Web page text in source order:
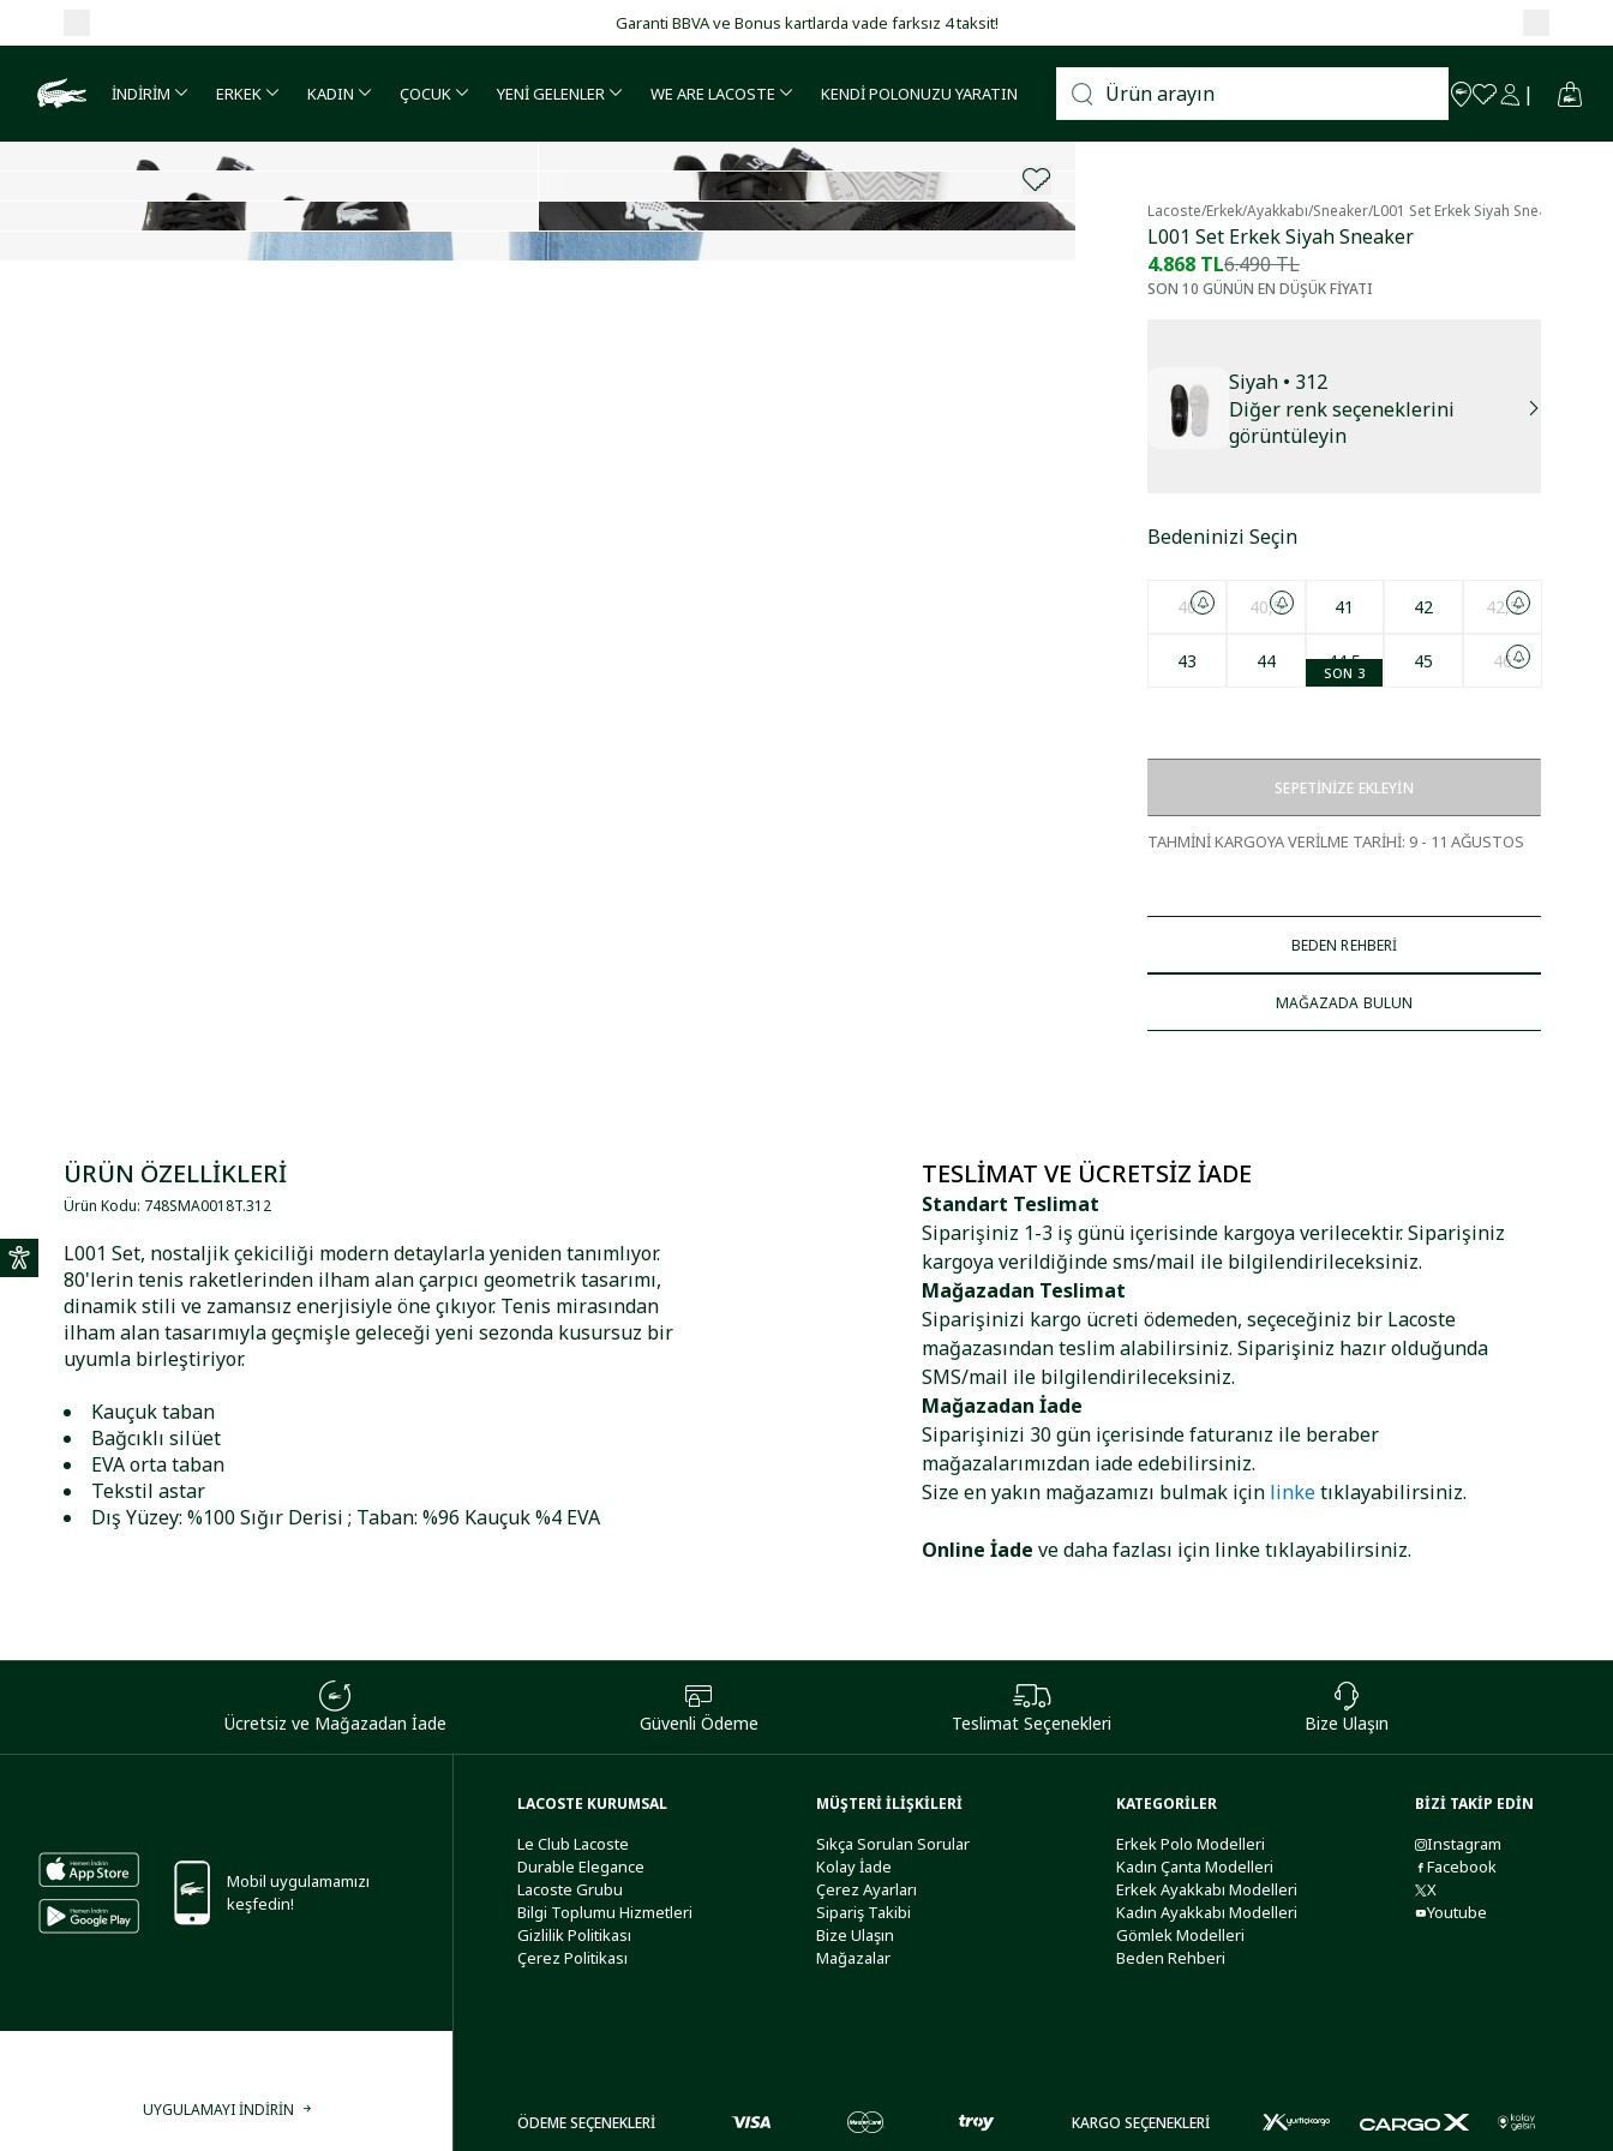
Garanti BBVA ve Bonus kartlarda vade farksız 4 taksit!
İNDİRİM ERKEK KADIN ÇOCUK YENİ GELENLER WE ARE LACOSTE KENDİ POLONUZU YARATIN
Lacoste/Erkek/Ayakkabı/Sneaker/L001 Set Erkek Siyah Sneaker
L001 Set Erkek Siyah Sneaker
4.868 TL6.490 TL
SON 10 GÜNÜN EN DÜŞÜK FİYATI
Bedeninizi Seçin
40 40,5 41 42 42,5
43 44 44,5
SON 3
45 46
Siyah • 312
Diğer renk seçeneklerini
görüntüleyin
SEPETİNİZE EKLEYİN
TAHMİNİ KARGOYA VERİLME TARİHİ: 9 - 11 AĞUSTOS
BEDEN REHBERİ
MAĞAZADA BULUN
ÜRÜN ÖZELLİKLERİ
Ürün Kodu: 748SMA0018T.312
L001 Set, nostaljik çekiciliği modern detaylarla yeniden tanımlıyor.
80'lerin tenis raketlerinden ilham alan çarpıcı geometrik tasarımı,
dinamik stili ve zamansız enerjisiyle öne çıkıyor. Tenis mirasından
ilham alan tasarımıyla geçmişle geleceği yeni sezonda kusursuz bir
uyumla birleştiriyor.
Kauçuk taban
Bağcıklı silüet
EVA orta taban
Tekstil astar
Dış Yüzey: %100 Sığır Derisi ; Taban: %96 Kauçuk %4 EVA
TESLIMAT VE ÜCRETSIZ İADE
Standart Teslimat
Siparişiniz 1-3 iş günü içerisinde kargoya verilecektir. Siparişiniz
kargoya verildiğinde sms/mail ile bilgilendirileceksiniz.
Mağazadan Teslimat
Siparişinizi kargo ücreti ödemeden, seçeceğiniz bir Lacoste
mağazasından teslim alabilirsiniz. Siparişiniz hazır olduğunda
SMS/mail ile bilgilendirileceksiniz.
Mağazadan İade
Siparişinizi 30 gün içerisinde faturanız ile beraber
mağazalarımızdan iade edebilirsiniz.
Size en yakın mağazamızı bulmak için linketıklayabilirsiniz.
Online İade ve daha fazlası için linketıklayabilirsiniz.
Ücretsiz ve Mağazadan İade Güvenli Ödeme Teslimat Seçenekleri Bize Ulaşın
Mobil uygulamamızı
keşfedin!
UYGULAMAYI İNDİRİN
LACOSTE KURUMSAL
Le Club Lacoste
Durable Elegance
Lacoste Grubu
Bilgi Toplumu Hizmetleri
Gizlilik Politikası
Çerez Politikası
MÜŞTERİ İLİŞKİLERİ
Sıkça Sorulan Sorular
Kolay İade
Çerez Ayarları
Sipariş Takibi
Bize Ulaşın
Mağazalar
KATEGORİLER
Erkek Polo Modelleri
Kadın Çanta Modelleri
Erkek Ayakkabı Modelleri
Kadın Ayakkabı Modelleri
Gömlek Modelleri
Beden Rehberi
BİZİ TAKİP EDİN
Instagram
Facebook
X
Youtube
ÖDEME SEÇENEKLERİ KARGO SEÇENEKLERİ